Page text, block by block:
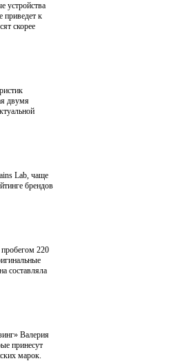
устройства
приведет к
скорее
двумя
Lab, чаще
брендов
220
составляла
Валерия
принесут
марок.